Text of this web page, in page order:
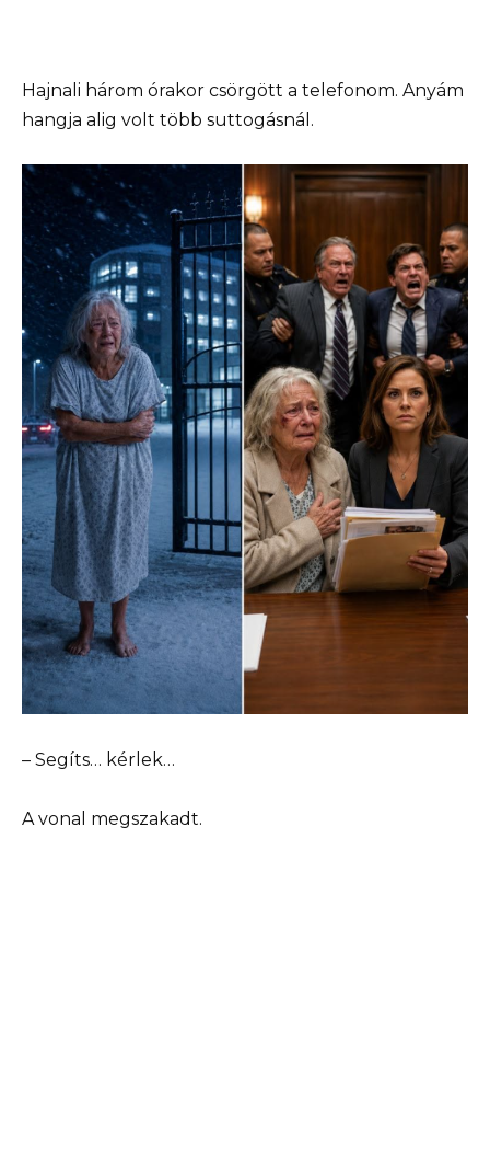
Hajnali három órakor csörgött a telefonom. Anyám
hangja alig volt több suttogásnál.
– Segíts… kérlek…
A vonal megszakadt.